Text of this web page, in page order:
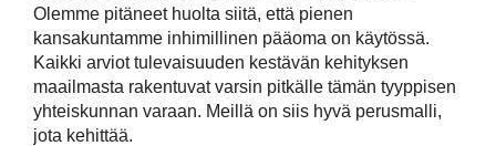
Olemme pitäneet huolta siitä, että pienen
kansakuntamme inhimillinen pääoma on käytössä.
Kaikki arviot tulevaisuuden kestävän kehityksen
maailmasta rakentuvat varsin pitkälle tämän tyyppisen
yhteiskunnan varaan. Meillä on siis hyvä perusmalli,
jota kehittää.